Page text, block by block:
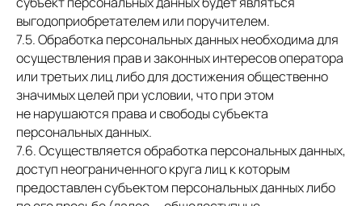
выгодоприобретателем или поручителем.
7.5. Обработка персональных данных необходима для
осуществления прав и законных интересов оператора
или третьих лиц либо для достижения общественно
значимых целей при условии, что при этом
не нарушаются права и свободы субъекта
персональных данных.
7.6. Осуществляется обработка персональных данных,
доступ неограниченного круга лиц к которым
предоставлен субъектом персональных данных либо